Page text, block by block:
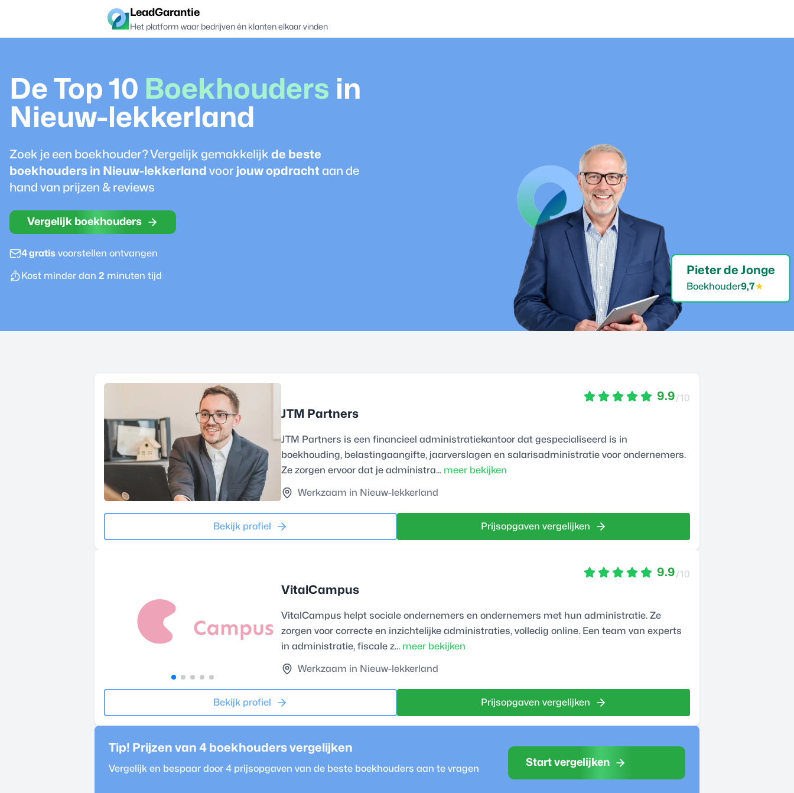
LeadGarantie
Het platform waar bedrijven én klanten elkaar vinden
De Top 10 Boekhouders in
Nieuw-lekkerland
Zoek je een boekhouder? Vergelijk gemakkelijk de beste
boekhouders in Nieuw-lekkerland voor jouw opdracht aan de
hand van prijzen & reviews
Vergelijk boekhouders
4 gratis voorstellen ontvangen
Kost minder dan 2 minuten tijd Pieter de Jonge
Boekhouder9,7★
9.9/10
JTM Partners
JTM Partners is een financieel administratiekantoor dat gespecialiseerd is in
boekhouding, belastingaangifte, jaarverslagen en salarisadministratie voor ondernemers.
Ze zorgen ervoor dat je administra... meer bekijken
Werkzaam in Nieuw-lekkerland
Bekijk profiel Prijsopgaven vergelijken
9.9/10
VitalCampus
VitalCampus helpt sociale ondernemers en ondernemers met hun administratie. Ze
zorgen voor correcte en inzichtelijke administraties, volledig online. Een team van experts
in administratie, fiscale z... meer bekijken
Werkzaam in Nieuw-lekkerland
Bekijk profiel Prijsopgaven vergelijken
Tip! Prijzen van 4 boekhouders vergelijken
Vergelijk en bespaar door 4 prijsopgaven van de beste boekhouders aan te vragen
Start vergelijken